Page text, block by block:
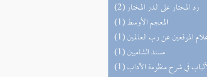
(2) رد المحتار على الدر المختار
(1) المعجم الأوسط
إعلام الموقعين عن رب العالمين
(1) مسند الشاميين
في شرح منظومة الآداب